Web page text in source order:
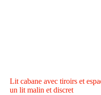
Lit cabane avec tiroirs et
un lit malin et discret